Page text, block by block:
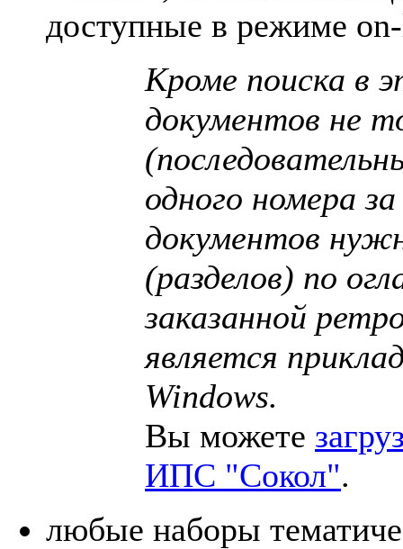
доступные в режиме
Кроме поиска в
документов не
одного номера
документов
(разделов) по
заказанной
является
Windows.
Вы можете
ИПС "Сокол".
любые наборы